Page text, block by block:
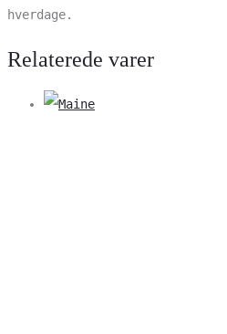
hverdage.
Relaterede varer